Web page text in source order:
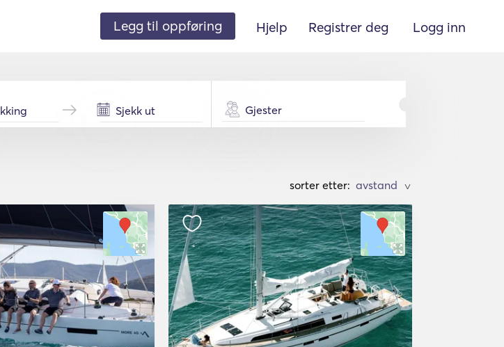
Legg til oppføring Hjelp Registrer deg Logg inn
Gjester
sorter etter: >